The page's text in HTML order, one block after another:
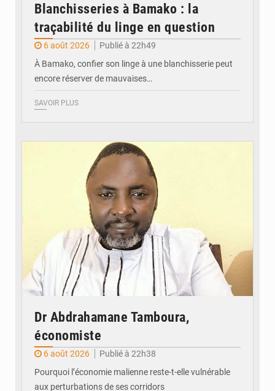
Blanchisseries à Bamako : la
traçabilité du linge en question
6 août 2026
Publié à 22h49
À Bamako, confier son linge à une blanchisserie peut
encore réserver de mauvaises…
SAVOIR PLUS
Dr Abdrahamane Tamboura,
économiste
6 août 2026
Publié à 22h38
Pourquoi l’économie malienne reste-t-elle vulnérable
aux perturbations de ses corridors